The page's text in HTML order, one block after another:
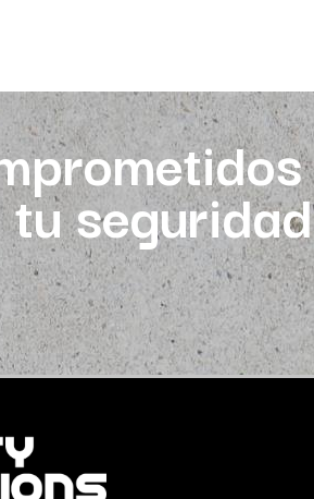
seguridad